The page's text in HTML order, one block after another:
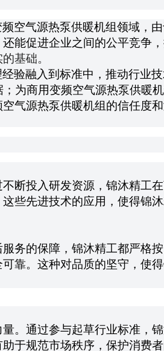
空气源热泵供暖机组领域，
能促进企业之间的公平竞争
基础。
验融入到标准中，推动行业
为商用变频空气源热泵供暖机
气源热泵供暖机组的信任度和
断投入研发资源，锦沐精工
些先进技术的应用，使得锦
务的保障，锦沐精工都严格
靠。这种对品质的坚守，使
。通过参与起草行业标准，
于规范市场秩序，保护消费